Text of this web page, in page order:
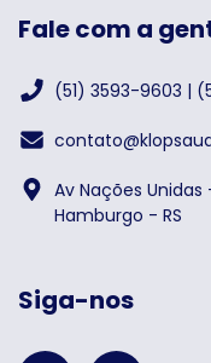
Fale com a
(51) 3593-9603 |
Av Nações Unidas
Hamburgo - RS
Siga-nos